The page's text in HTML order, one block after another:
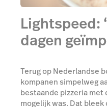
Lightspeed:
dagen
Terug op Nederlandse
kompanen simpelweg
bestaande pizzeria met
mogelijk was. Dat bleek